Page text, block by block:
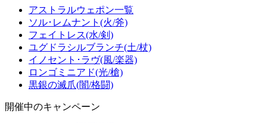
アストラルウェポン一覧
ソル･レムナント(火/斧)
フェイトレス(水/剣)
ユグドラシルブランチ(土/杖)
イノセント･ラヴ(風/楽器)
ロンゴミニアド(光/槍)
黒銀の滅爪(闇/格闘)
開催中のキャンペーン